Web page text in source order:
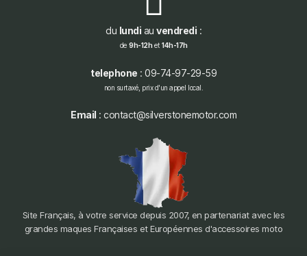
du lundi au vendredi :
de 9h-12het 14h-17h
telephone : 09-74-97-29-59
non surtaxé, prix d'un appel local.
Email : contact@silverstonemotor.com
Site Français, à votre service depuis 2007, en partenariat avec les
grandes maques Françaises et Européennes d'accessoires moto